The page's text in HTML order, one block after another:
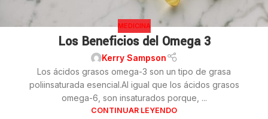
MEDICINA
Los Beneficios del Omega 3
Kerry Sampson
Los ácidos grasos omega-3 son un tipo de grasa
poliinsaturada esencial.Al igual que los ácidos grasos
omega-6, son insaturados porque, ...
CONTINUAR LEYENDO